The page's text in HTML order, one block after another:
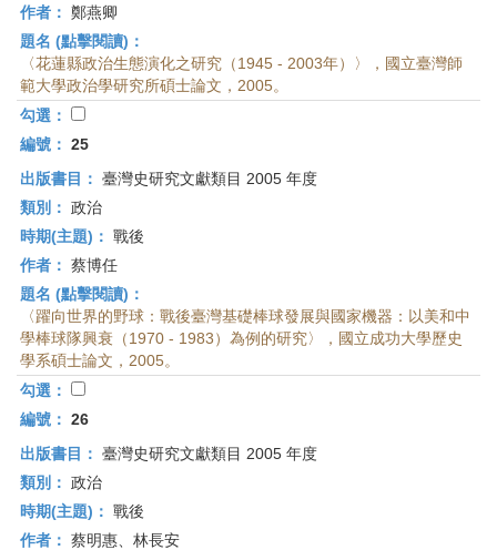
作者： 鄭燕卿
題名 (點擊閱讀)：
〈花蓮縣政治生態演化之研究（1945 - 2003年）〉，國立臺灣師
範大學政治學研究所碩士論文，2005。
勾選：
編號： 25
出版書目： 臺灣史研究文獻類目 2005 年度
類別： 政治
時期(主題)： 戰後
作者： 蔡博任
題名 (點擊閱讀)：
〈躍向世界的野球：戰後臺灣基礎棒球發展與國家機器：以美和中
學棒球隊興衰（1970 - 1983）為例的研究〉，國立成功大學歷史
學系碩士論文，2005。
勾選：
編號： 26
出版書目： 臺灣史研究文獻類目 2005 年度
類別： 政治
時期(主題)： 戰後
作者： 蔡明惠、林長安